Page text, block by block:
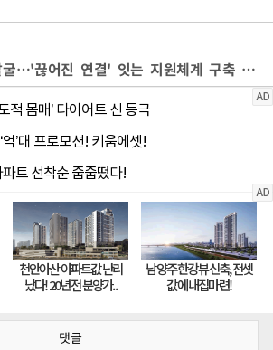
은둔 청년 조기 발굴…'끊어진 연결' 잇는 지원체계 구축 시급[미래세대가 병들고 있다⑩]
댓글